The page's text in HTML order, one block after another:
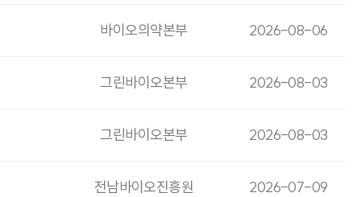
바이오의약본부 2026-08-06
그린바이오본부 2026-08-03
그린바이오본부 2026-08-03
전남바이오진흥원 2026-07-09